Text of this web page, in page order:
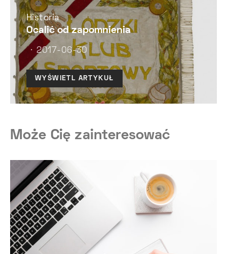
Historia
Ocalić od zapomnienia
2017-06-30
WYŚWIETL ARTYKUŁ
Może Cię zainteresować